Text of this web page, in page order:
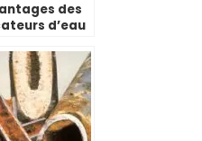
des
d’eau